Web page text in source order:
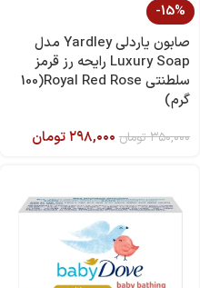
-15%
صابون یاردلی Yardley مدل
Luxury Soap رایحه رز قرمز
سلطنتی Royal Red Rose(100
گرم)
۳۵۰,۰۰۰تومان ۲۹۸,۰۰۰تومان